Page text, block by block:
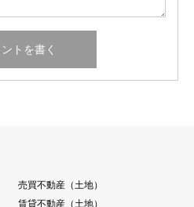
売買不動産（土地）
賃貸不動産（土地）